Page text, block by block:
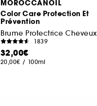
MOROCCANOIL
Color Care Protection Et
Prévention
Brume Protectrice Cheveux
1839
32,00€
20,00€ / 100ml